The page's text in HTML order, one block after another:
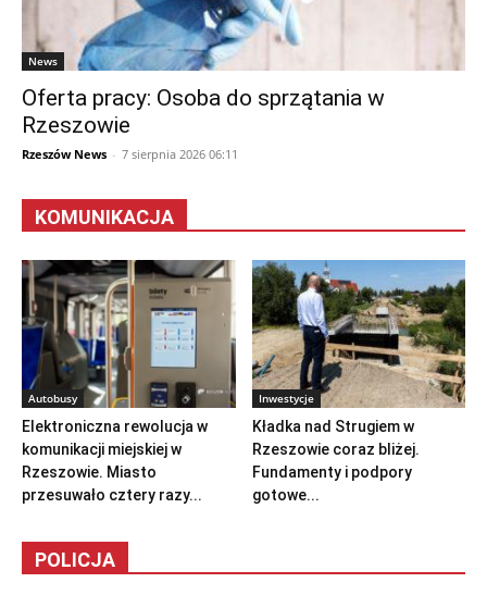
News
Oferta pracy: Osoba do sprzątania w
Rzeszowie
Rzeszów News - 7 sierpnia 2026 06:11
KOMUNIKACJA
Autobusy
Elektroniczna rewolucja w
komunikacji miejskiej w
Rzeszowie. Miasto
przesuwało cztery razy...
Inwestycje
Kładka nad Strugiem w
Rzeszowie coraz bliżej.
Fundamenty i podpory
gotowe...
POLICJA